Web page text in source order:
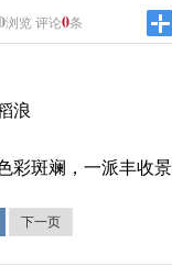
浏览 评论0条
彩斑斓，一派丰收
下一页